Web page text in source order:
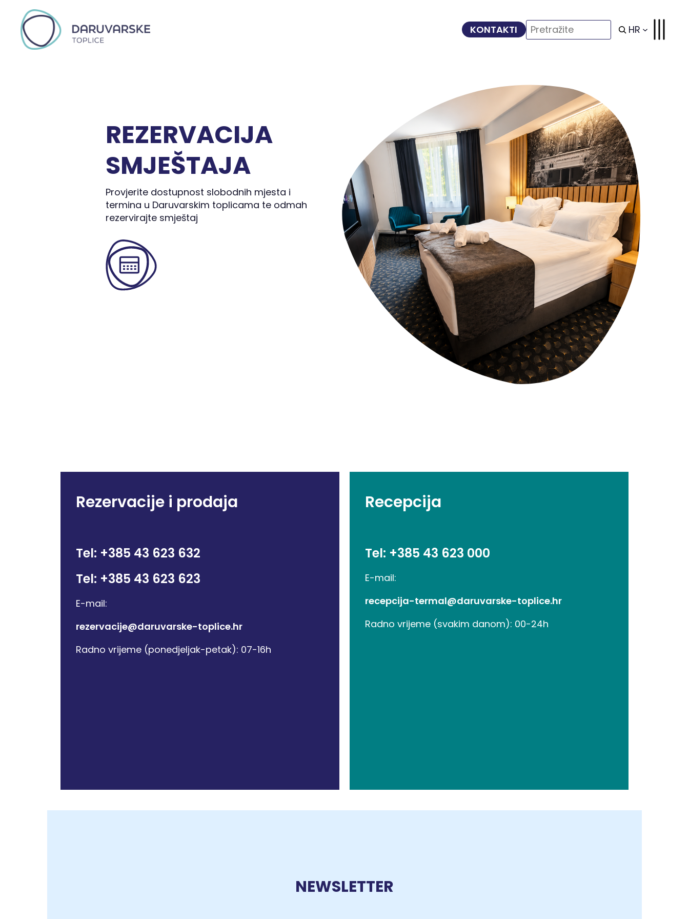
KONTAKTI Search HR
REZERVACIJA
SMJEŠTAJA
Provjerite dostupnost slobodnih mjesta i
termina u Daruvarskim toplicama te odmah
rezervirajte smještaj
Rezervacije i prodaja
Tel: +385 43 623 632
Tel: +385 43 623 623
E-mail:
rezervacije@daruvarske-toplice.hr
Radno vrijeme (ponedjeljak-petak): 07-16h
Recepcija
Tel: +385 43 623 000
E-mail:
recepcija-termal@daruvarske-toplice.hr
Radno vrijeme (svakim danom): 00-24h
NEWSLETTER